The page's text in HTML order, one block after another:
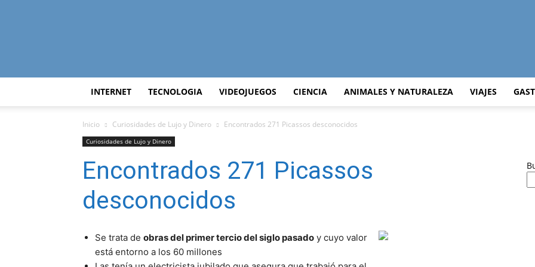
Curiosidades
INTERNET TECNOLOGIA VIDEOJUEGOS CIENCIA ANIMALES Y NATURALEZA VIAJES
Inicio Curiosidades de Lujo y Dinero Encontrados 271 Picassos desconocidos
Curiosidades de Lujo y Dinero
Encontrados 271 Picassos
desconocidos
Se trata de obras del primer tercio del siglo pasado y cuyo valor
está entorno a los 60 millones